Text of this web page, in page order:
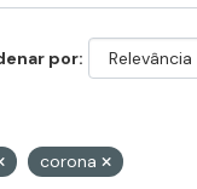
por
corona